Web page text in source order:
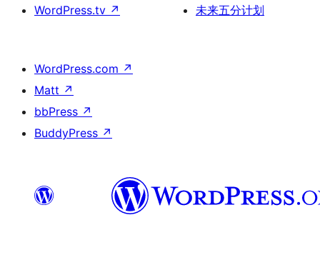
WordPress.tv ↗
未来五分计划
WordPress.com ↗
Matt ↗
bbPress ↗
BuddyPress ↗